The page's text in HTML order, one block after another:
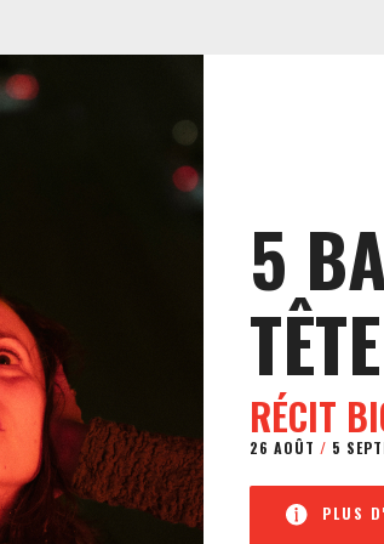
5
TÊTE
RÉCIT
26 AOÛT / 5
PLUS